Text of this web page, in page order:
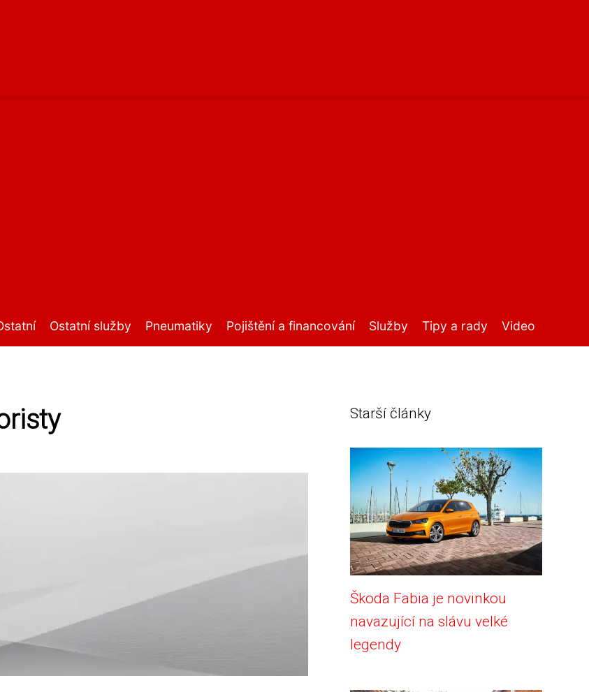
Ostatní služby Pneumatiky Pojištění a financování Služby Tipy a rady Video
Starší články
Škoda Fabia je novinkou
navazující na slávu velké
legendy